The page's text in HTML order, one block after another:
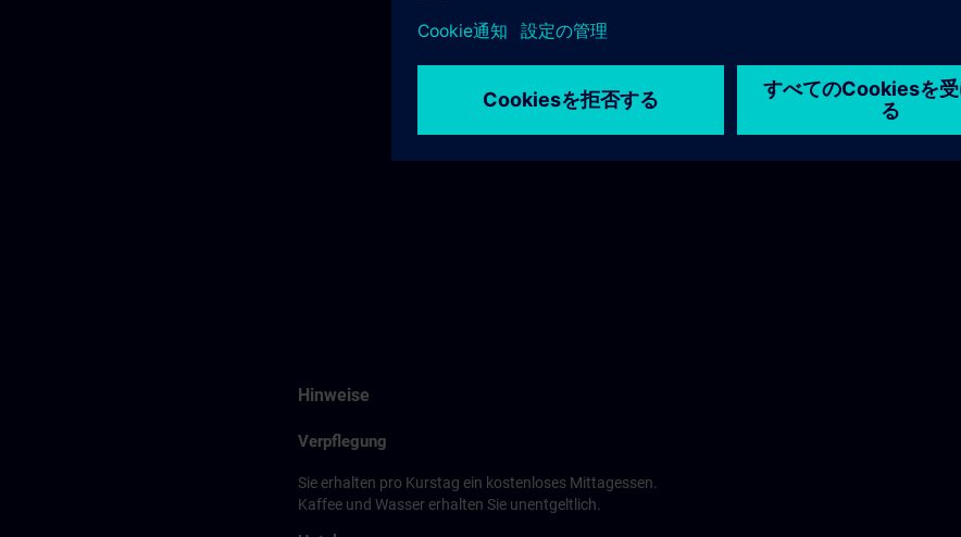
Hinweise
Verpflegung
Sie erhalten pro Kurstag ein kostenloses Mittagessen.
Kaffee und Wasser erhalten Sie unentgeltlich.